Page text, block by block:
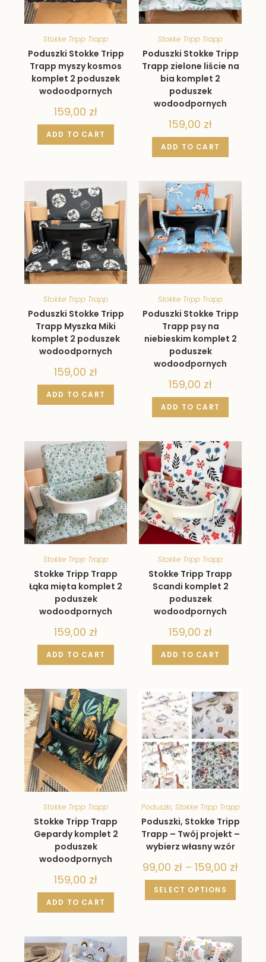
Stokke Tripp Trapp
Poduszki Stokke Tripp
Trapp myszy kosmos
komplet 2 poduszek
wodoodpornych
159,00 zł
ADD TO CART
Stokke Tripp Trapp
Poduszki Stokke Tripp
Trapp zielone liście na
bia komplet 2
poduszek
wodoodpornych
159,00 zł
ADD TO CART
Stokke Tripp Trapp
Poduszki Stokke Tripp
Trapp Myszka Miki
komplet 2 poduszek
wodoodpornych
159,00 zł
ADD TO CART
Stokke Tripp Trapp
Poduszki Stokke Tripp
Trapp psy na
niebieskim komplet 2
poduszek
wodoodpornych
159,00 zł
ADD TO CART
Stokke Tripp Trapp
Stokke Tripp Trapp
Łąka mięta komplet 2
poduszek
wodoodpornych
159,00 zł
ADD TO CART
Stokke Tripp Trapp
Stokke Tripp Trapp
Scandi komplet 2
poduszek
wodoodpornych
159,00 zł
ADD TO CART
Stokke Tripp Trapp
Stokke Tripp Trapp
Gepardy komplet 2
poduszek
wodoodpornych
159,00 zł
ADD TO CART
Poduszki, Stokke Tripp Trapp
Poduszki, Stokke Tripp
Trapp – Twój projekt –
wybierz własny wzór
99,00 zł – 159,00 zł
SELECT OPTIONS